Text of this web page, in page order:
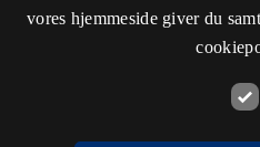
vores hjemmeside giver du